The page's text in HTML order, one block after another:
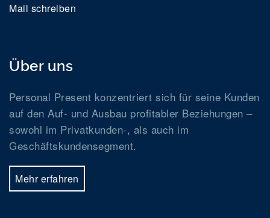
Mail schreiben
Über uns
Personal Present konzentriert sich für seine Kunden
auf den Auf- und Ausbau profitabler Beziehungen –
sowohl im Privatkunden-, als auch im
Geschäftskundensegment.
Mehr erfahren